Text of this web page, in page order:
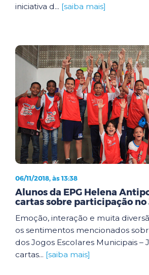
iniciativa d... [saiba mais]
06/11/2018, às 13:38
Alunos da EPG Helena
cartas sobre participação no
Emoção, interação e muita
os sentimentos mencionados
dos Jogos Escolares Municipais –
cartas... [saiba mais]